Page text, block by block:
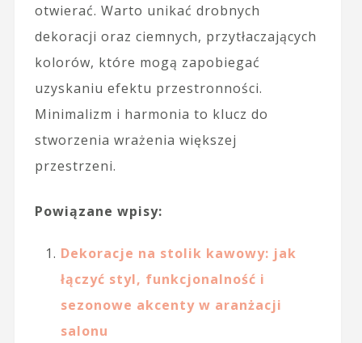
otwierać. Warto unikać drobnych
dekoracji oraz ciemnych, przytłaczających
kolorów, które mogą zapobiegać
uzyskaniu efektu przestronności.
Minimalizm i harmonia to klucz do
stworzenia wrażenia większej
przestrzeni.
Powiązane wpisy:
Dekoracje na stolik kawowy: jak
łączyć styl, funkcjonalność i
sezonowe akcenty w aranżacji
salonu